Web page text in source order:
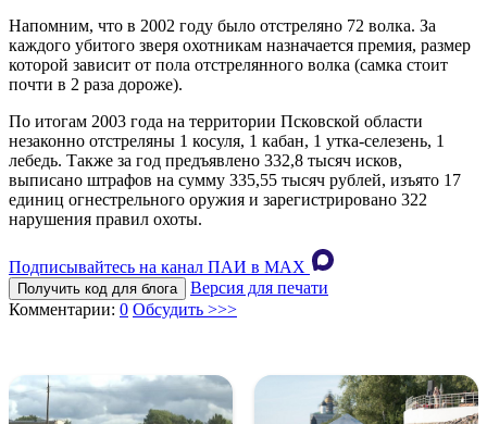
Напомним, что в 2002 году было отстреляно 72 волка. За
каждого убитого зверя охотникам назначается премия, размер
которой зависит от пола отстрелянного волка (самка стоит
почти в 2 раза дороже).
По итогам 2003 года на территории Псковской области
незаконно отстреляны 1 косуля, 1 кабан, 1 утка-селезень, 1
лебедь. Также за год предъявлено 332,8 тысяч исков,
выписано штрафов на сумму 335,55 тысяч рублей, изъято 17
единиц огнестрельного оружия и зарегистрировано 322
нарушения правил охоты.
Подписывайтесь на канал ПАИ в MAХ
Получить код для блога
Версия для печати
Комментарии: 0 Обсудить >>>